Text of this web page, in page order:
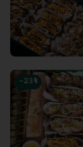
-23 %